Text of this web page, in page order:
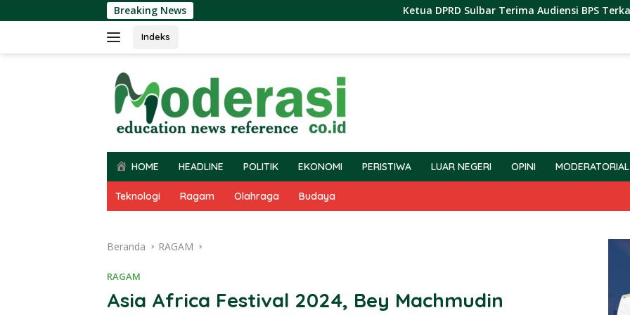
ke
Breaking News Ketua DPRD Sulbar Terima Audiensi BPS Terkait
Indeks
HOME HEADLINE POLITIK EKONOMI PERISTIWA LUAR NEGERI OPINI MODERATORIAL
Teknologi Ragam Olahraga Budaya
Beranda RAGAM
RAGAM
Asia Africa Festival 2024, Bey Machmudin